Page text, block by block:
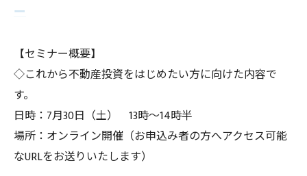
ー
【セミナー概要】
◇これから不動産投資をはじめたい方に向けた内容で
す。
日時：7月30日（土） 13時～14時半
場所：オンライン開催（お申込み者の方へアクセス可能
なURLをお送りいたします）